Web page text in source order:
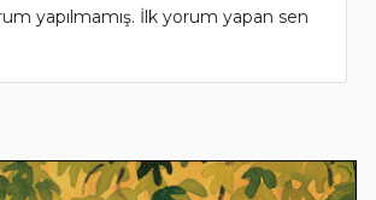
yapılmamış. İlk yorum yapan sen